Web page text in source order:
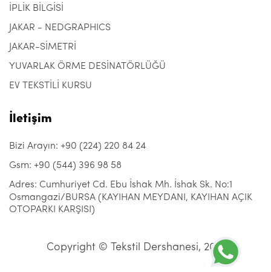
İPLİK BİLGİSİ
JAKAR - NEDGRAPHICS
JAKAR-SİMETRİ
YUVARLAK ÖRME DESİNATÖRLÜĞÜ
EV TEKSTİLİ KURSU
İletişim
Bizi Arayın: +90 (224) 220 84 24
Gsm: +90 (544) 396 98 58
Adres: Cumhuriyet Cd. Ebu İshak Mh. İshak Sk. No:1
Osmangazi/BURSA (KAYIHAN MEYDANI, KAYIHAN AÇIK
OTOPARKI KARŞISI)
Copyright © Tekstil Dershanesi, 2021